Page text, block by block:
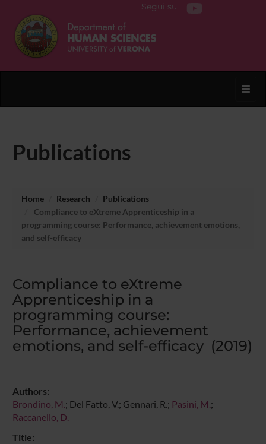
Segui su
Publications
Home Research
Publications
Compliance to eXtreme Apprenticeship in a
programming course: Performance, achievement emotions,
and self-efficacy
Compliance to eXtreme
Apprenticeship in a
programming course:
Performance, achievement
emotions, and self-efficacy (2019)
Authors:
Brondino, M.; Del Fatto, V.; Gennari, R.; Pasini, M.;
Raccanello, D.
Title: